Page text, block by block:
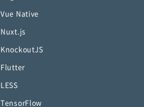
Vue Native
Nuxt.js
KnockoutJS
Flutter
LESS
TensorFlow